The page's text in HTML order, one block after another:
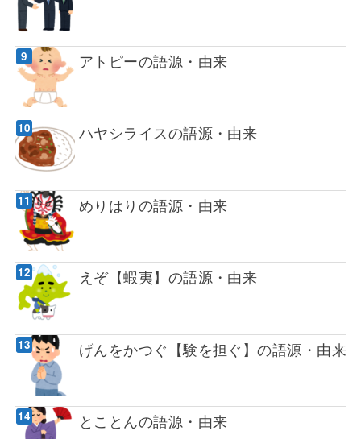
アトピーの語源・由来
ハヤシライスの語源・由来
めりはりの語源・由来
えぞ【蝦夷】の語源・由来
げんをかつぐ【験を担ぐ】の語源・由来
とことんの語源・由来